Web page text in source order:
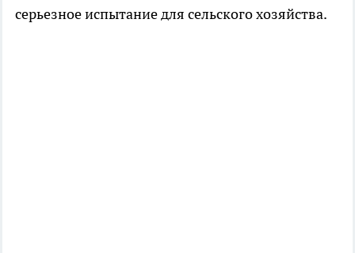
серьезное испытание для сельского хозяйства.